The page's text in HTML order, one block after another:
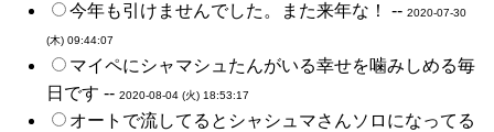
今年も引けませんでした。また来年な！ -- 2020-07-30
(木) 09:44:07
マイペにシャマシュたんがいる幸せを噛みしめる毎
日です -- 2020-08-04 (火) 18:53:17
オートで流してるとシャシュマさんソロになってる